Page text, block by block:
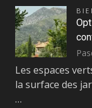
Les espaces
la surface des
…